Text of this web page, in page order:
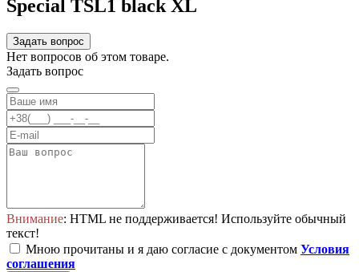
Special TSL1 black XL
Задать вопрос
Нет вопросов об этом товаре.
Задать вопрос
Внимание: HTML не поддерживается! Используйте обычный
текст!
Мною прочитаны и я даю согласие с документом Условия
соглашения